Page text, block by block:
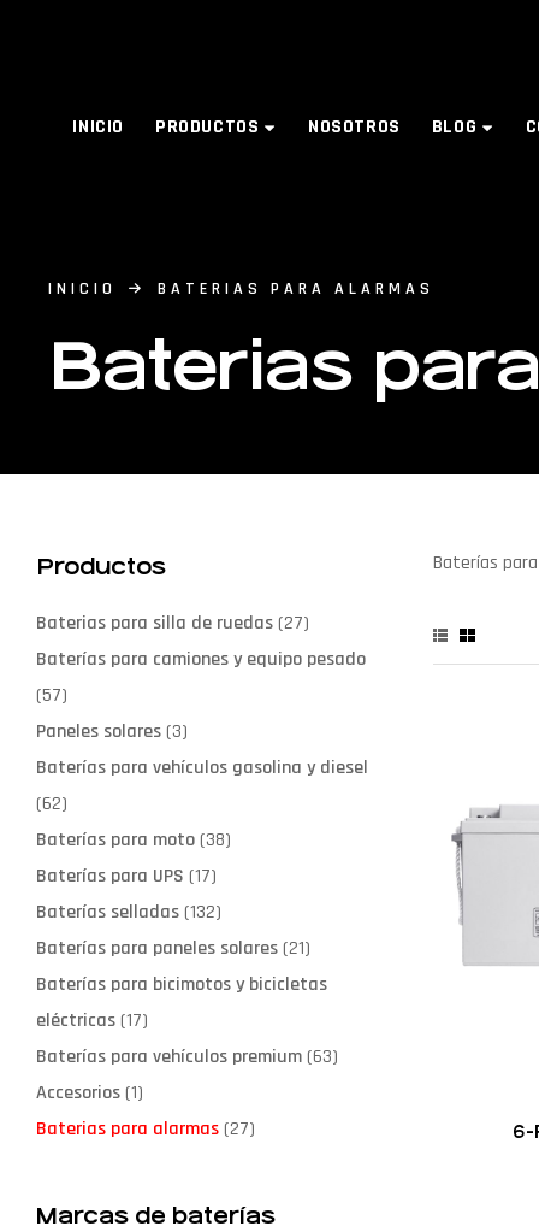
INICIO PRODUCTOS NOSOTROS BLOG
INICIO BATERIAS PARA ALARMAS
Baterias
Baterías
6-
Productos
Baterias para silla de ruedas(27)
Baterías para camiones y equipo pesado
(57)
Paneles solares(3)
Baterías para vehículos gasolina y diesel
(62)
Baterías para moto(38)
Baterías para UPS (17)
Baterías selladas(132)
Baterías para paneles solares(21)
Baterías para bicimotos y bicicletas
eléctricas(17)
Baterías para vehículos premium(63)
Accesorios(1)
Baterias para alarmas(27)
Marcas de baterías